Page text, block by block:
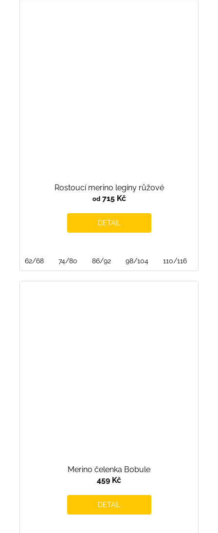
Rostoucí merino legíny růžové
od715 Kč
DETAIL
62/68 74/80 86/92 98/104 110/116
Merino čelenka Bobule
459 Kč
DETAIL